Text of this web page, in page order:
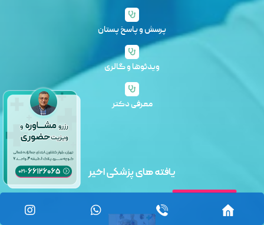
پرسش و پاسخ پستان
ویدئوها و گالری
معرفی دکتر
یافته های پزشکی اخیر